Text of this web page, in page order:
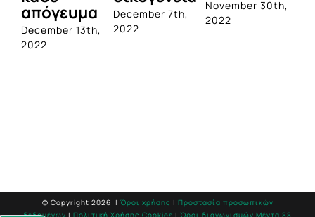
13th,
December 7th,
2022
November 30th,
2022
μέχρι τις
7/1
© Copyright 2026 | Όροι χρήσης | Προστασία προσωπικών